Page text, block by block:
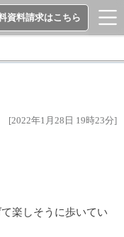
[2022年1月28日 19時23分]
楽しそうに歩いてい
資料請求はこちら